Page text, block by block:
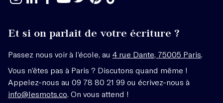
Et si on parlait de votre écriture ?
Passez nous voir à l’école, au 4 rue Dante, 75005 Paris.
Vous n’êtes pas à Paris ? Discutons quand même !
Appelez-nous au 09 78 80 21 99 ou écrivez-nous à
info@lesmots.co. On vous attend !